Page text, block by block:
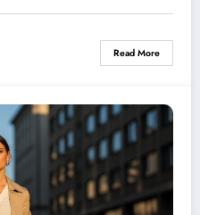
Read More